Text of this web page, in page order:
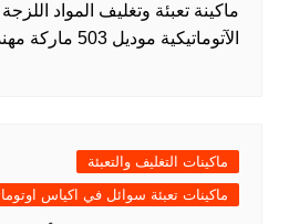
ماكينة تعبئة وتغليف المواد
الآتوماتيكية موديل 503 ماركة مهندس منسي لحام من
ماكينات التغليف والتعبئة
ماكينات تعبئة سوائل في اكياس